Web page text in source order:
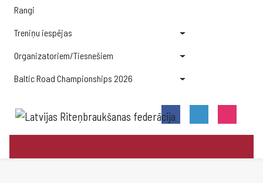
Rangi
Treniņu iespējas
Organizatoriem/Tiesnešiem
Baltic Road Championships 2026